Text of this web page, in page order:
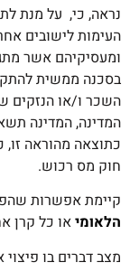
נראה, כי, על מנת
העימות לישובים
ומעסיקיהם אשר
בסכנה ממשית
השכר ו/או הנזקים
המדינה, המדינה
כתוצאה מהוראה זו,
חוק מס רכוש.
קיימת אפשרות
הלאומיאו כל קרן
מצב דברים בו